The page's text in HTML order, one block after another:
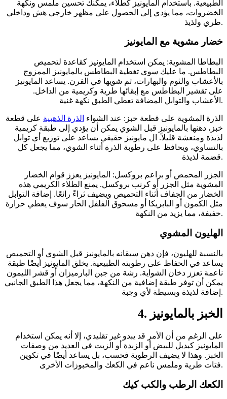
الطبيعية. باستخدام المايونيز كطلاء، يمكنك تحسين ملمس ونكهة
الخضروات، مما يؤدي إلى الحصول على مظهر خارجي هش وداخلي
طري ولذيذ.
خضار مشوية مع المايونيز
البطاطا المشوية: يمكن استخدام المايونيز كقاعدة لتحميص
البطاطس. ما عليك سوى تغطية البطاطس بالمايونيز الممزوج
بالأعشاب والثوم والبهارات، ثم شويها في الفرن. يساعد المايونيز
على تقشير البطاطس مع إبقائها طرية وكريمية من الداخل.
الأعشاب والتوابل المضافة تعطي الطبق نكهة غنية.
الذرة المشوية على قطعة خبز: عند الشواء الذرة الذهبية على قطعة
خبز، دهنها بالمايونيز قبل الشوي يمكن أن يؤدي إلى طبقة كريمية
لذيذة ومنعشة قليلاً. ال مايونيز حقيقي يساعد على توزيع أي توابل
بالتساوي، ويحافظ على رطوبة الذرة أثناء الشوي، مما يجعل كل
قضمة لذيذة.
الجزر المحمص أو براعم بروكسل: المايونيز يعزز قوام الخضار
المشوية مثل الجزر أو كرنب بروكسل. يمنع الطلاء الكريمي هذه
الخضار من الجفاف أثناء التحميص ويضيف ثراءً رائعًا. إضافة التوابل
مثل الكمون أو البابريكا أو مسحوق الفلفل الحار سوف يعطي حرارة
خفيفة، مما يزيد من النكهة.
الهليون المشوي
بالنسبة للهليون، فإن دهن سيقانه بالمايونيز قبل الشوي أو التحميص
يساعد في الحفاظ على رطوبته الطبيعية. يخلق المايونيز أيضًا طبقة
ناعمة تعزز دخان الشواية. رشة من جبن البارميزان أو قشر الليمون
يمكن أن توفر طبقة إضافية من النكهة، مما يجعل هذا الطبق الجانبي
إضافة لذيذة وبسيطة لأي وجبة.
4. الخبز بالمايونيز
على الرغم من أن الأمر قد يبدو غير تقليدي، إلا أنه يمكن استخدام
المايونيز كبديل للبيض أو الزبدة أو الزيت في العديد من وصفات
الخبز. وهذا لا يضيف الرطوبة فحسب، بل يساعد أيضًا في تكوين
فتات طرية وملمس ناعم في الكعك والمخبوزات الأخرى.
الكعك الرطب والكب كيك